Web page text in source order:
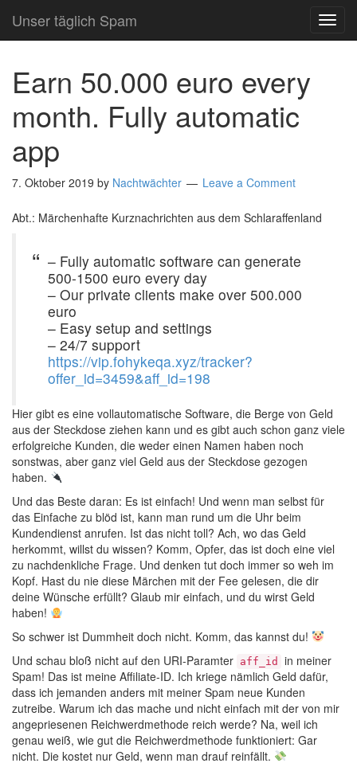
Unser täglich Spam
Earn 50.000 euro every
month. Fully automatic
app
7. Oktober 2019 by Nachtwächter Leave a Comment
Abt.: Märchenhafte Kurznachrichten aus dem Schlaraffenland
– Fully automatic software can generate
500-1500 euro every day
– Our private clients make over 500.000
euro
– Easy setup and settings
– 24/7 support
https://vip.fohykeqa.xyz/tracker?
offer_id=3459&aff_id=198
Hier gibt es eine vollautomatische Software, die Berge von Geld
aus der Steckdose ziehen kann und es gibt auch schon ganz viele
erfolgreiche Kunden, die weder einen Namen haben noch
sonstwas, aber ganz viel Geld aus der Steckdose gezogen
haben.
Und das Beste daran: Es ist einfach! Und wenn man selbst für
das Einfache zu blöd ist, kann man rund um die Uhr beim
Kundendienst anrufen. Ist das nicht toll? Ach, wo das Geld
herkommt, willst du wissen? Komm, Opfer, das ist doch eine viel
zu nachdenkliche Frage. Und denken tut doch immer so weh im
Kopf. Hast du nie diese Märchen mit der Fee gelesen, die dir
deine Wünsche erfüllt? Glaub mir einfach, und du wirst Geld
haben!
So schwer ist Dummheit doch nicht. Komm, das kannst du!
Und schau bloß nicht auf den URI-Paramter aff_id
in meiner
Spam! Das ist meine Affiliate-ID. Ich kriege nämlich Geld dafür,
dass ich jemanden anders mit meiner Spam neue Kunden
zutreibe. Warum ich das mache und nicht einfach mit der von mir
angepriesenen Reichwerdmethode reich werde? Na, weil ich
genau weiß, wie gut die Reichwerdmethode funktioniert: Gar
nicht. Die kostet nur Geld, wenn man drauf reinfällt.